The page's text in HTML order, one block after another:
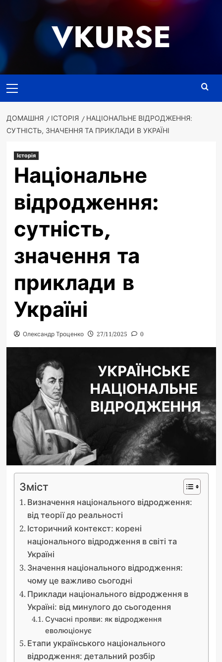
VKURSE
меню
ДОМАШНЯ ІСТОРІЯ
НАЦІОНАЛЬНЕ ВІДРОДЖЕННЯ:
СУТНІСТЬ, ЗНАЧЕННЯ ТА ПРИКЛАДИ В УКРАЇНІ
Історія
Національне
відродження:
сутність,
значення та
приклади в
Україні
Олександр Троценко 27/11/2025 0
Зміст
Визначення національного відродження:
від теорії до реальності
Історичний контекст: корені
національного відродження в світі та
Україні
Значення національного відродження:
чому це важливо сьогодні
Приклади національного відродження в
Україні: від минулого до сьогодення
Сучасні прояви: як відродження
еволюціонує
Етапи українського національного
відродження: детальний розбір